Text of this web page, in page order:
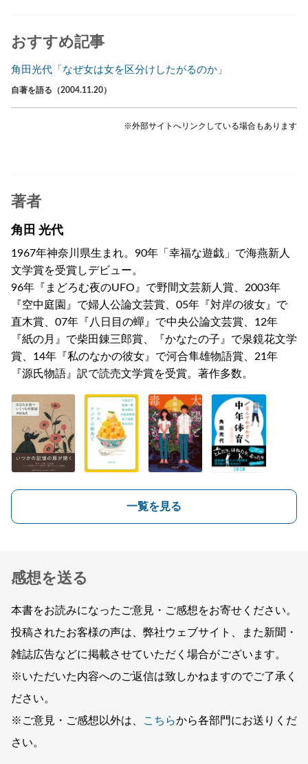
おすすめ記事
角田光代「なぜ女は女を区分けしたがるのか」
自著を語る（2004.11.20）
※外部サイトへリンクしている場合もあります
著者
角田 光代
1967年神奈川県生まれ。90年「幸福な遊戯」で海燕新人
文学賞を受賞しデビュー。
96年『まどろむ夜のUFO』で野間文芸新人賞、2003年
『空中庭園』で婦人公論文芸賞、05年『対岸の彼女』で
直木賞、07年『八日目の蟬』で中央公論文芸賞、12年
『紙の月』で柴田錬三郎賞、『かなたの子』で泉鏡花文学
賞、14年『私のなかの彼女』で河合隼雄物語賞、21年
『源氏物語』訳で読売文学賞を受賞。著作多数。
一覧を見る
感想を送る
本書をお読みになったご意見・ご感想をお寄せください。
投稿されたお客様の声は、弊社ウェブサイト、また新聞・
雑誌広告などに掲載させていただく場合がございます。
※いただいた内容へのご返信は致しかねますのでご了承く
ださい。
※ご意見・ご感想以外は、
こちらから各部門にお送りくだ
さい。